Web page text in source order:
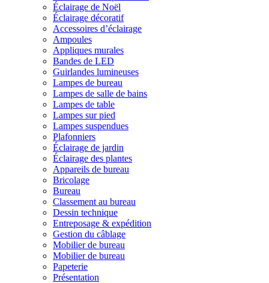
Éclairage de Noël
Éclairage décoratif
Accessoires d’éclairage
Ampoules
Appliques murales
Bandes de LED
Guirlandes lumineuses
Lampes de bureau
Lampes de salle de bains
Lampes de table
Lampes sur pied
Lampes suspendues
Plafonniers
Éclairage de jardin
Éclairage des plantes
Appareils de bureau
Bricolage
Bureau
Classement au bureau
Dessin technique
Entreposage & expédition
Gestion du câblage
Mobilier de bureau
Mobilier de bureau
Papeterie
Présentation